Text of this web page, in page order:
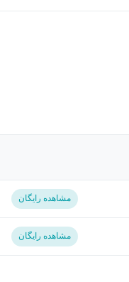
مشاهده رایگان
مشاهده رایگان